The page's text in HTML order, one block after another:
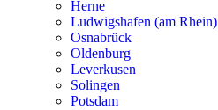
Herne
Ludwigshafen (am Rhein)
Osnabrück
Oldenburg
Leverkusen
Solingen
Potsdam